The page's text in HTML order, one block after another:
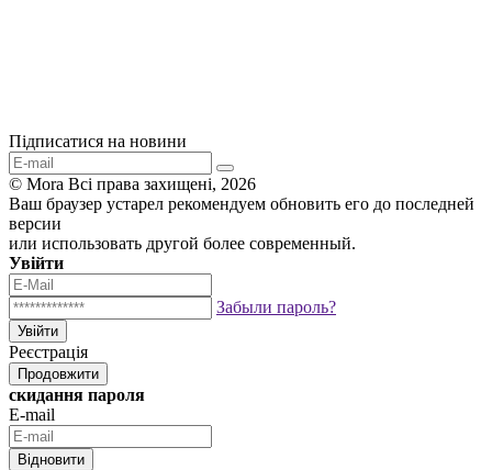
Підписатися на новини
© Mora Всі права захищені, 2026
Ваш браузер устарел рекомендуем обновить его до последней
версии
или использовать другой более современный.
Увійти
Забыли пароль?
Увійти
Реєстрація
Продовжити
скидання пароля
E-mail
Відновити